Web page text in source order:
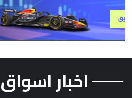
اخبار